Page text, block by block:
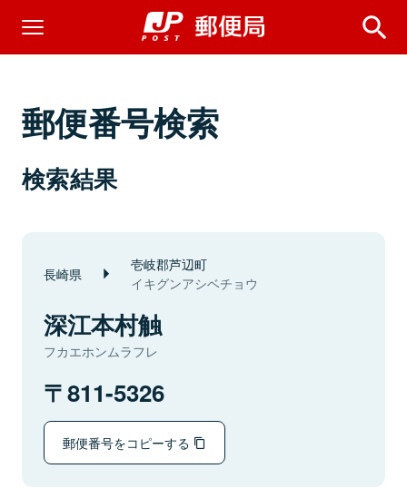
郵便番号検索
検索結果
長崎県 壱岐郡芦辺町
イキグンアシベチョウ
深江本村触
フカエホンムラフレ
811-5326
郵便番号をコピーする